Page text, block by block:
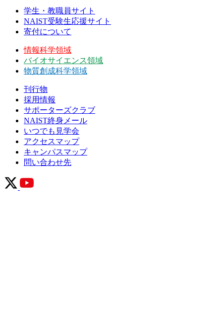
学生・教職員サイト
NAIST受験生応援サイト
寄付について
情報科学領域
バイオサイエンス領域
物質創成科学領域
刊行物
採用情報
サポーターズクラブ
NAIST終身メール
いつでも見学会
アクセスマップ
キャンパスマップ
問い合わせ先